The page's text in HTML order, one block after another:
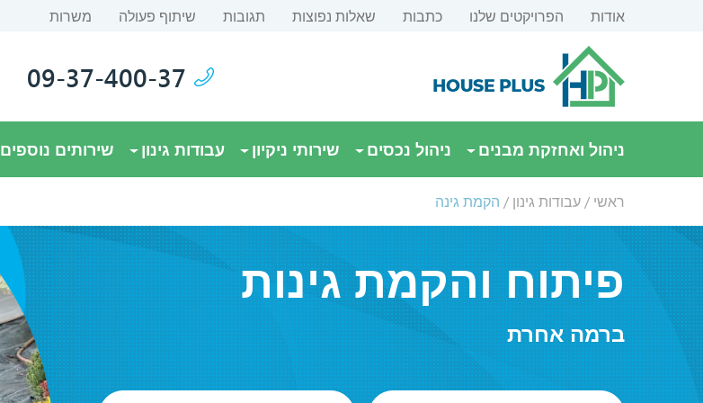
אודות הפרויקטים שלנו כתבות שאלות נפוצות תגובות שיתוף פעולה משרות
09-37-400-37
ניהול ואחזקת מבנים ניהול נכסים שירותי ניקיון עבודות גינון שירותים נוספים
ראשי / עבודות גינון / הקמת גינה
פיתוח והקמת גינות
ברמה אחרת